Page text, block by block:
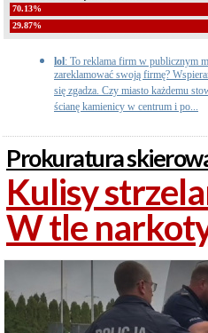
70.13%
29.87%
lol: To reklama firm w publicznym
zareklamować swoją firmę?
się zgadza. Czy miasto każdemu
ścianę kamienicy w centrum i po...
Prokuratura
Kulisy
W tle